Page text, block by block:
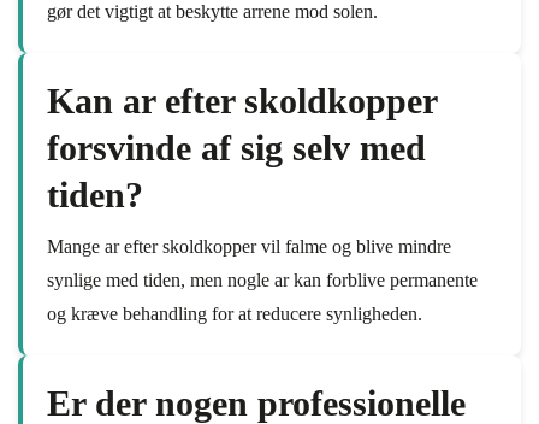
gør det vigtigt at beskytte arrene mod solen.
Kan ar efter skoldkopper
forsvinde af sig selv med
tiden?
Mange ar efter skoldkopper vil falme og blive mindre
synlige med tiden, men nogle ar kan forblive permanente
og kræve behandling for at reducere synligheden.
Er der nogen professionelle